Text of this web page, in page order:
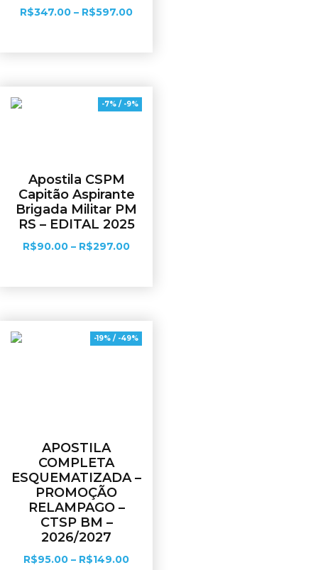
R$347.00 – R$597.00
-7% / -9%
Apostila CSPM
Capitão Aspirante
Brigada Militar PM
RS – EDITAL 2025
R$90.00 – R$297.00
-19% / -49%
APOSTILA
COMPLETA
ESQUEMATIZADA –
PROMOÇÃO
RELAMPAGO –
CTSP BM –
2026/2027
R$95.00 – R$149.00